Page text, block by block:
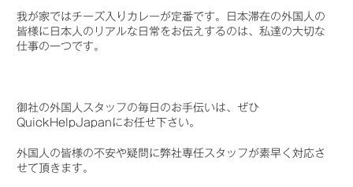
我が家ではチーズ入りカレーが定番です。日本滞在の外国人の
皆様に日本人のリアルな日常をお伝えするのは、私達の大切な
仕事の一つです。
御社の外国人スタッフの毎日のお手伝いは、ぜひ
QuickHelpJapanにお任せ下さい。
外国人の皆様の不安や疑問に弊社専任スタッフが素早く対応さ
せて頂きます。